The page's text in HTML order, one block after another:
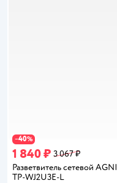
−40%
1 840 ₽ 3 067 ₽
Разветвитель сетевой AGNI
TP-WJ2U3E-L